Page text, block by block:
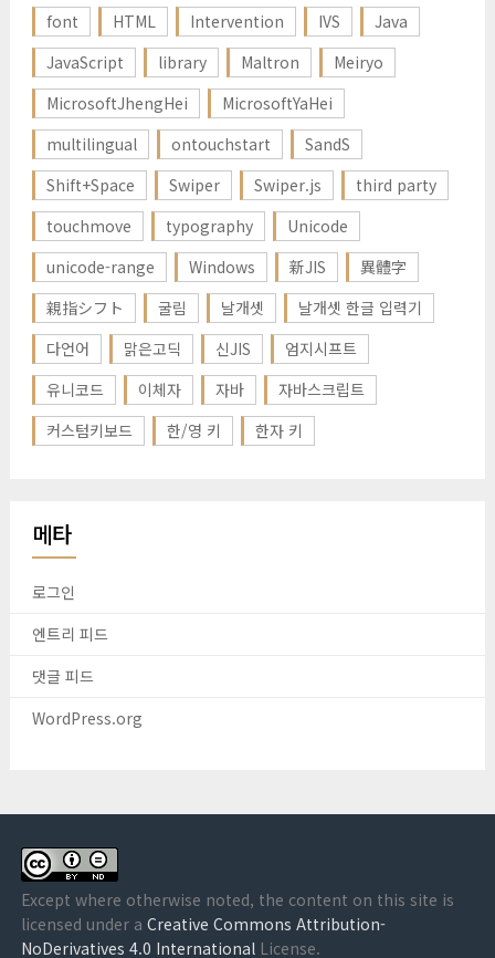
font
HTML Intervention IVS
Java
JavaScript
library Maltron
Meiryo
MicrosoftJhengHei
MicrosoftYaHei
multilingual
ontouchstart
SandS
Shift+Space
Swiper Swiper.js
third party
touchmove
typography
Unicode
unicode-range
Windows 新JIS
異體字
親指シフト
굴림 날개셋
날개셋 한글 입력기
다언어
맑은고딕 신JIS
엄지시프트
유니코드
이체자 자바
자바스크립트
커스텀키보드
한/영 키 한자 키
메타
로그인
엔트리 피드
댓글 피드
WordPress.org
Except where otherwise noted, the content on this site is
licensed under a Creative Commons Attribution-
NoDerivatives 4.0 InternationalLicense.